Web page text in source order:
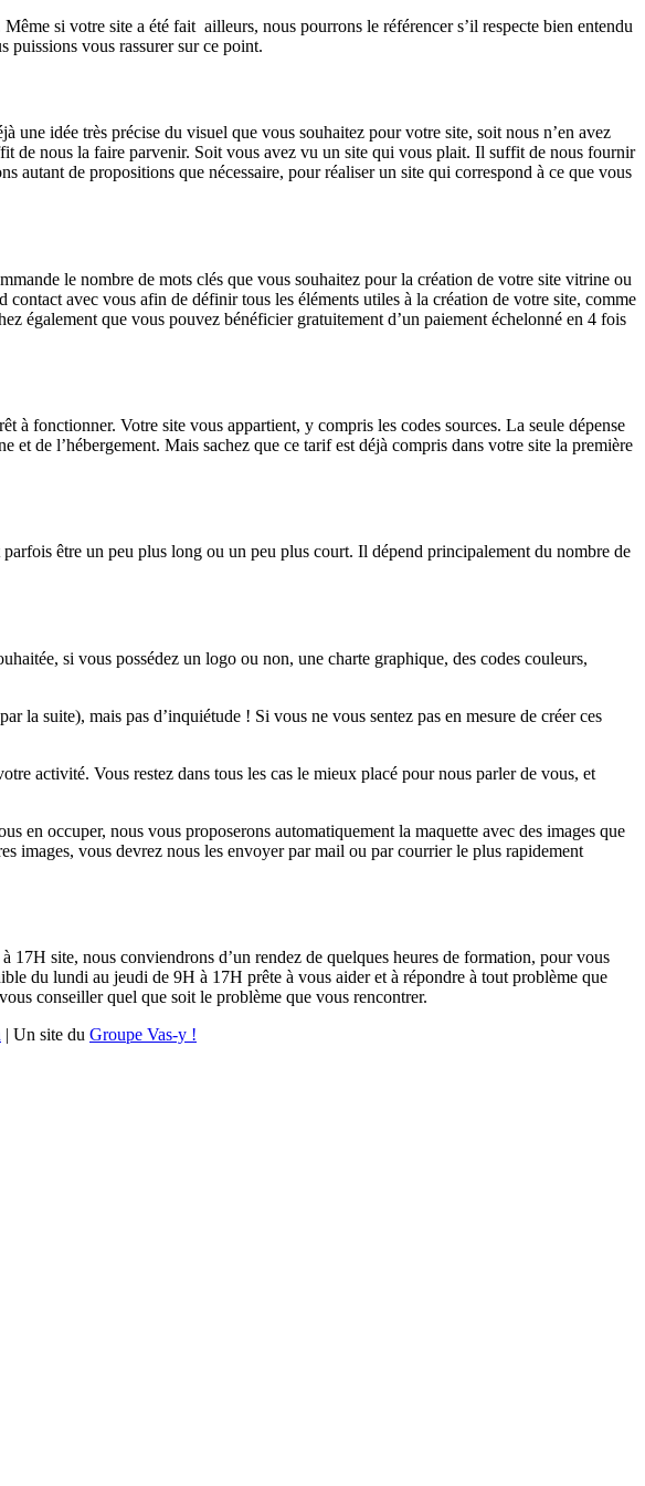
si votre site a été fait ailleurs, nous pourrons le référencer s’il respecte bien entendu
puissions vous rassurer sur ce point.
idée très précise du visuel que vous souhaitez pour votre site, soit nous n’en avez
de nous la faire parvenir. Soit vous avez vu un site qui vous plait. Il suffit de nous fournir
autant de propositions que nécessaire, pour réaliser un site qui correspond à ce que vous
le nombre de mots clés que vous souhaitez pour la création de votre site vitrine ou
avec vous afin de définir tous les éléments utiles à la création de votre site, comme
également que vous pouvez bénéficier gratuitement d’un paiement échelonné en 4 fois
à fonctionner. Votre site vous appartient, y compris les codes sources. La seule dépense
de l’hébergement. Mais sachez que ce tarif est déjà compris dans votre site la première
être un peu plus long ou un peu plus court. Il dépend principalement du nombre de
si vous possédez un logo ou non, une charte graphique, des codes couleurs,
la suite), mais pas d’inquiétude ! Si vous ne vous sentez pas en mesure de créer ces
activité. Vous restez dans tous les cas le mieux placé pour nous parler de vous, et
en occuper, nous vous proposerons automatiquement la maquette avec des images que
images, vous devrez nous les envoyer par mail ou par courrier le plus rapidement
site, nous conviendrons d’un rendez de quelques heures de formation, pour vous
du lundi au jeudi de 9H à 17H prête à vous aider et à répondre à tout problème que
conseiller quel que soit le problème que vous rencontrer.
| Un site du Groupe Vas-y !